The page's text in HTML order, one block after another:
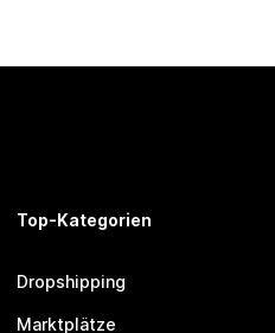
Top-Kategorien
Dropshipping
Marktplätze